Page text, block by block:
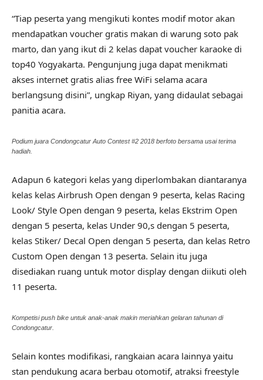
“Tiap peserta yang mengikuti kontes modif motor akan
mendapatkan voucher gratis makan di warung soto pak
marto, dan yang ikut di 2 kelas dapat voucher karaoke di
top40 Yogyakarta. Pengunjung juga dapat menikmati
akses internet gratis alias free WiFi selama acara
berlangsung disini”, ungkap Riyan, yang didaulat sebagai
panitia acara.
Podium juara Condongcatur Auto Contest #2 2018 berfoto bersama usai terima
hadiah.
Adapun 6 kategori kelas yang diperlombakan diantaranya
kelas kelas Airbrush Open dengan 9 peserta, kelas Racing
Look/ Style Open dengan 9 peserta, kelas Ekstrim Open
dengan 5 peserta, kelas Under 90,s dengan 5 peserta,
kelas Stiker/ Decal Open dengan 5 peserta, dan kelas Retro
Custom Open dengan 13 peserta. Selain itu juga
disediakan ruang untuk motor display dengan diikuti oleh
11 peserta.
Kompetisi push bike untuk anak-anak makin meriahkan gelaran tahunan di
Condongcatur.
Selain kontes modifikasi, rangkaian acara lainnya yaitu
stan pendukung acara berbau otomotif, atraksi freestyle